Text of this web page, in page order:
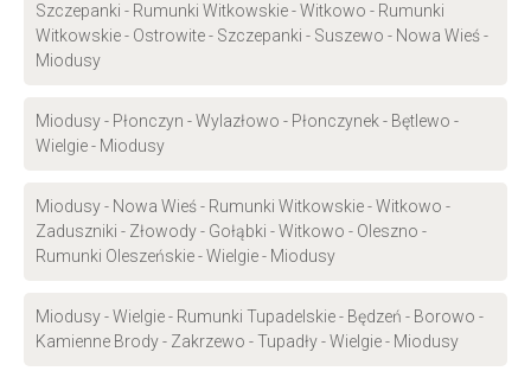
Szczepanki - Rumunki Witkowskie - Witkowo - Rumunki
Witkowskie - Ostrowite - Szczepanki - Suszewo - Nowa Wieś -
Miodusy
Miodusy - Płonczyn - Wylazłowo - Płonczynek - Bętlewo -
Wielgie - Miodusy
Miodusy - Nowa Wieś - Rumunki Witkowskie - Witkowo -
Zaduszniki - Złowody - Gołąbki - Witkowo - Oleszno -
Rumunki Oleszeńskie - Wielgie - Miodusy
Miodusy - Wielgie - Rumunki Tupadelskie - Będzeń - Borowo -
Kamienne Brody - Zakrzewo - Tupadły - Wielgie - Miodusy